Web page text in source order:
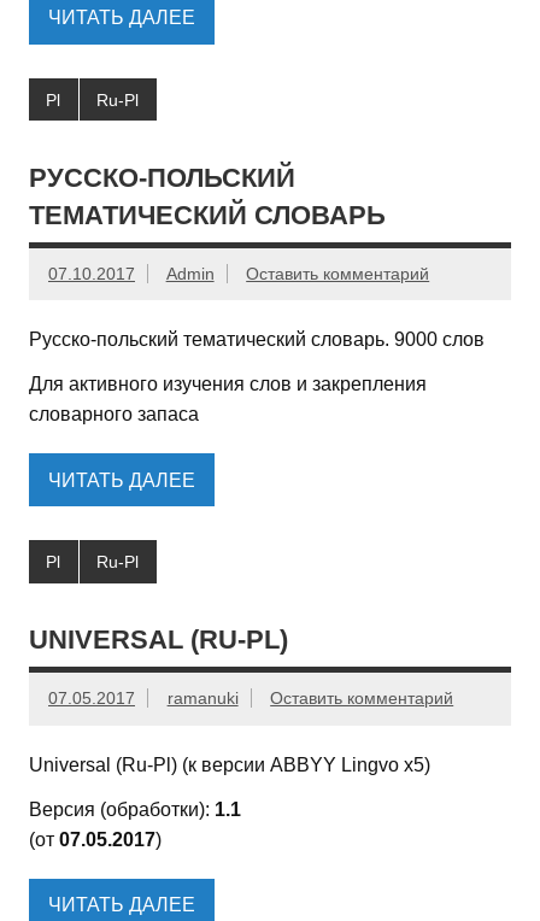
ЧИТАТЬ ДАЛЕЕ
Pl Ru-Pl
РУССКО-ПОЛЬСКИЙ
ТЕМАТИЧЕСКИЙ СЛОВАРЬ
07.10.2017 Admin Оставить комментарий
Русско-польский тематический словарь. 9000 слов
Для активного изучения слов и закрепления
словарного запаса
ЧИТАТЬ ДАЛЕЕ
Pl Ru-Pl
UNIVERSAL (RU-PL)
07.05.2017 ramanuki Оставить комментарий
Universal (Ru-Pl) (к версии ABBYY Lingvo x5)
Версия (обработки): 1.1
(от 07.05.2017)
ЧИТАТЬ ДАЛЕЕ